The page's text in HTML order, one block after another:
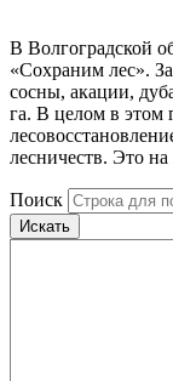
В Волгоградской
«Сохраним лес».
сосны, акации,
га. В целом в этом
лесничеств. Это
Поиск
Искать